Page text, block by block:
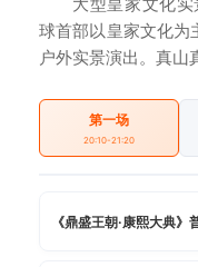
球首部以皇家文化为
户外实景演出。真山
第一场
20:10-21:20
《鼎盛王朝·康熙大典》